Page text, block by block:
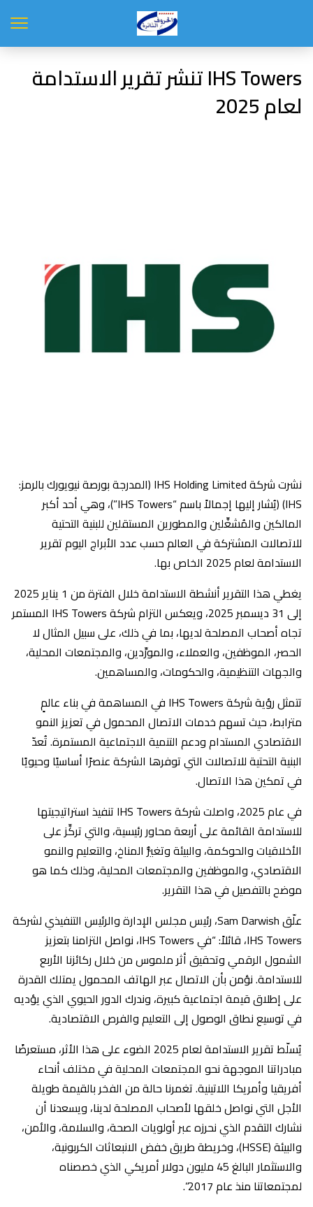
IHS Towers تنشر تقرير الاستدامة
لعام 2025
نشرت شركة IHS Holding Limited (المدرجة بورصة نيويورك بالرمز:
IHS) (يُشار إليها إجمالاً باسم “IHS Towers”)، وهي أحد أكبر
المالكين والمُشغِّلين والمطورين المستقلين للبنية التحتية
للاتصالات المشتركة في العالم حسب عدد الأبراج اليوم تقرير
الاستدامة لعام 2025 الخاص بها.
يغطي هذا التقرير أنشطة الاستدامة خلال الفترة من 1 يناير 2025
إلى 31 ديسمبر 2025، ويعكس التزام شركة IHS Towers المستمر
تجاه أصحاب المصلحة لديها، بما في ذلك، على سبيل المثال لا
الحصر، الموظفين، والعملاء، والمورِّدين، والمجتمعات المحلية،
والجهات التنظيمية، والحكومات، والمساهمين.
تتمثل رؤية شركة IHS Towers في المساهمة في بناء عالمٍ
مترابط، حيث تسهم خدمات الاتصال المحمول في تعزيز النمو
الاقتصادي المستدام ودعم التنمية الاجتماعية المستمرة. تُعدّ
البنية التحتية للاتصالات التي توفرها الشركة عنصرًا أساسيًا وحيويًا
في تمكين هذا الاتصال.
في عام 2025، واصلت شركة IHS Towers تنفيذ استراتيجيتها
للاستدامة القائمة على أربعة محاور رئيسية، والتي تركِّز على
الأخلاقيات والحوكمة، والبيئة وتغيُّر المناخ، والتعليم والنمو
الاقتصادي، والموظفين والمجتمعات المحلية، وذلك كما هو
موضح بالتفصيل في هذا التقرير.
علّق Sam Darwish، رئيس مجلس الإدارة والرئيس التنفيذي لشركة
IHS Towers، قائلاً: “في IHS Towers، نواصل التزامنا بتعزيز
الشمول الرقمي وتحقيق أثر ملموس من خلال ركائزنا الأربع
للاستدامة. نؤمن بأن الاتصال عبر الهاتف المحمول يمتلك القدرة
على إطلاق قيمة اجتماعية كبيرة، وندرك الدور الحيوي الذي يؤديه
في توسيع نطاق الوصول إلى التعليم والفرص الاقتصادية.
يُسلّط تقرير الاستدامة لعام 2025 الضوء على هذا الأثر، مستعرضًا
مبادراتنا الموجهة نحو المجتمعات المحلية في مختلف أنحاء
أفريقيا وأمريكا اللاتينية. تغمرنا حالة من الفخر بالقيمة طويلة
الأجل التي نواصل خلقها لأصحاب المصلحة لدينا، ويسعدنا أن
نشارك التقدم الذي نحرزه عبر أولويات الصحة، والسلامة، والأمن،
والبيئة (HSSE)، وخريطة طريق خفض الانبعاثات الكربونية،
والاستثمار البالغ 45 مليون دولار أمريكي الذي خصصناه
لمجتمعاتنا منذ عام 2017”.